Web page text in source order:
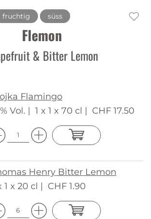
fruchtig süss
Flemon
& Bitter Lemon
Flamingo
Vol. | 1 x 1 x 70 cl | CHF 17.50
Henry Bitter Lemon
1 x 20 cl | CHF 1.90